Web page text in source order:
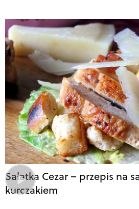
Sałatka Cezar – przepis na
kurczakiem